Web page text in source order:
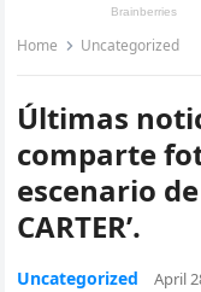
Home Uncategorized
Últimas
comparte
escenario de
CARTER’.
Uncategorized April